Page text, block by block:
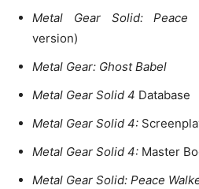
Metal Gear Solid: Peace
version)
Metal Gear: Ghost Babel
Metal Gear Solid 4 Database
Metal Gear Solid 4:
Metal Gear Solid 4: Master
Metal Gear Solid: Peace